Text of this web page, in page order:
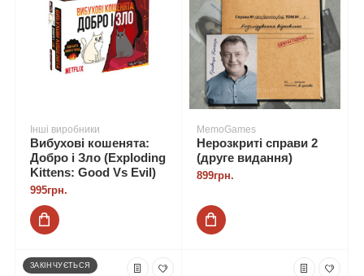
Інші виробники
Вибухові кошенята:
Добро і Зло (Exploding
Kittens: Good Vs Evil)
995грн.
MemoGames
Нерозкриті справи 2
(друге видання)
899грн.
ЗАКІНЧУЄТЬСЯ